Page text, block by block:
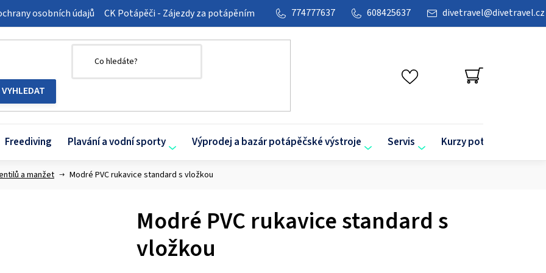
osobních údajů CK Potápěči - Zájezdy za potápěním divetravel@divetravel.cz
608425637
774777637
NÁKUPNÍ
KOŠÍK
Freediving Plavání a vodní sporty Výprodej a bazár potápěčské výstroje Servis Kurzy potápění
a manžet Modré PVC rukavice standard s vložkou
Modré PVC rukavice standard s
vložkou